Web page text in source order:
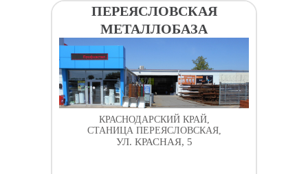
ПЕРЕЯСЛОВСКАЯ
МЕТАЛЛОБАЗА
КРАСНОДАРСКИЙ КРАЙ,
СТАНИЦА ПЕРЕЯСЛОВСКАЯ,
УЛ. КРАСНАЯ, 5